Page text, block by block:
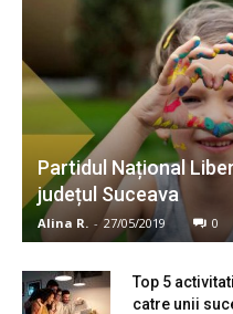
Partidul Național
județul Suceava
Alina R. - 27/05/2019 0
Top 5
catre unii